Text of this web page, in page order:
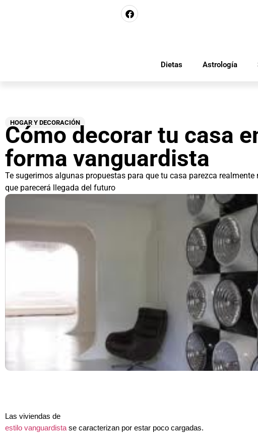
Dietas Astrología
HOGAR Y DECORACIÓN
Cómo decorar tu casa
forma vanguardista
Te sugerimos algunas propuestas para que tu casa parezca realmente
que parecerá llegada del futuro
Las viviendas de
estilo vanguardistase caracterizan por estar poco cargadas.